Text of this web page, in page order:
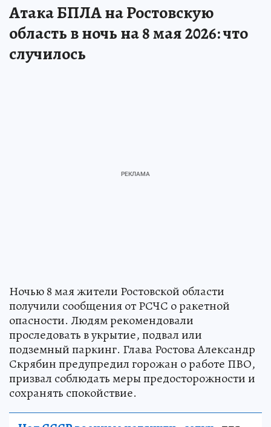
Атака БПЛА на Ростовскую
область в ночь на 8 мая 2026: что
случилось
Ночью 8 мая жители Ростовской области
получили сообщения от РСЧС о ракетной
опасности. Людям рекомендовали
проследовать в укрытие, подвал или
подземный паркинг. Глава Ростова Александр
Скрябин предупредил горожан о работе ПВО,
призвал соблюдать меры предосторожности и
сохранять спокойствие.